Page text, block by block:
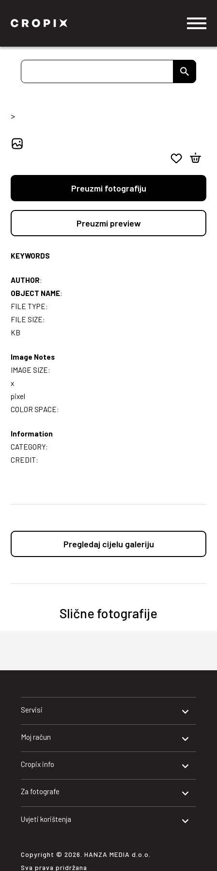
>
Preuzmi fotografiju
Preuzmi preview
KEYWORDS
AUTHOR:
OBJECT NAME:
FILE TYPE:
FILE SIZE:
KB
Image Notes
IMAGE SIZE:
x
pixel
COLOR SPACE:
Information
CATEGORY:
CREDIT:
Pregledaj cijelu galeriju
Slične fotografije
Servisi
Moj račun
Cropix info
Za fotografe
Uvjeti korištenja
Copyright © 2026. HANZA MEDIA d.o.o.
Sva prava pridržana